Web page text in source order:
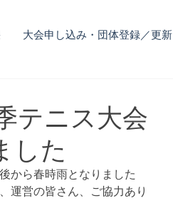
大会申し込み・団体登録／更新
テニス⼤会
した
から春時雨となりました
運営の皆さん、ご協力あり